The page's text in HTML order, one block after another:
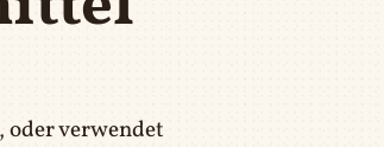
verwendet